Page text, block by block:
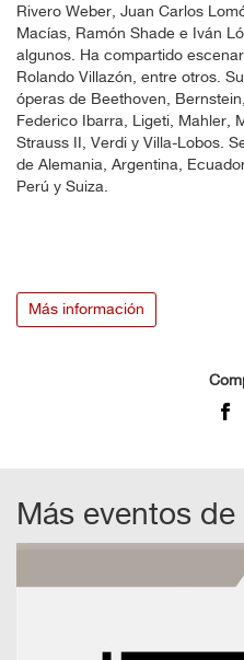
Rivero Weber, Juan Carlos
Macías, Ramón Shade e Iván
algunos. Ha compartido
Rolando Villazón, entre otros.
óperas de Beethoven,
Federico Ibarra, Ligeti, Mahler,
Strauss II, Verdi y Villa-Lobos.
de Alemania, Argentina,
Perú y Suiza.
Más información
Más eventos de